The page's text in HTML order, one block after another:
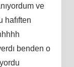
ve
hafıften
benden o